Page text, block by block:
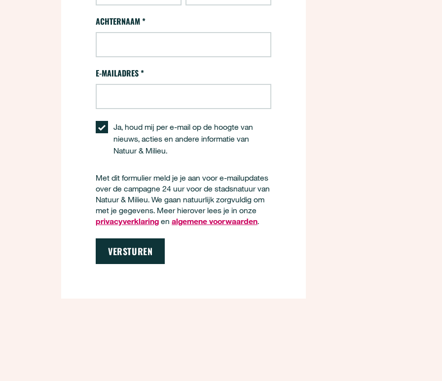
ACHTERNAAM*
E-MAILADRES*
Ja, houd mij per e-mail op de hoogte van
nieuws, acties en andere informatie van
Natuur & Milieu.
Met dit formulier meld je je aan voor e-mailupdates
over de campagne 24 uur voor de stadsnatuur van
Natuur & Milieu. We gaan natuurlijk zorgvuldig om
met je gegevens. Meer hierover lees je in onze
privacyverklaring en algemene voorwaarden.